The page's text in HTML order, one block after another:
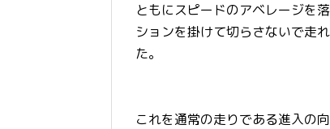
ともにスピードのアベレージを
ションを掛けて切らさないで走
た。
これを通常の走りである進入の